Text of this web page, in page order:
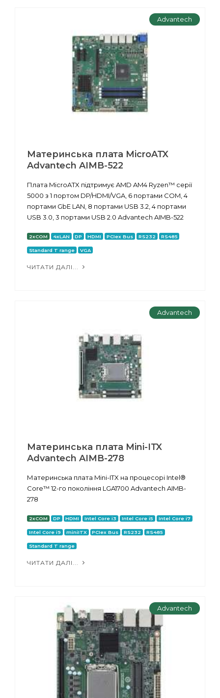
Advantech
Материнська плата MicroATX
Advantech AIMB-522
Плата MicroATX підтримує AMD AM4 Ryzen™ серії
5000 з 1 портом DP/HDMI/VGA, 6 портами COM, 4
портами GbE LAN, 8 портами USB 3.2, 4 портами
USB 3.0, 3 портами USB 2.0 Advantech AIMB-522
2xCOM 4xLAN DP HDMI PCIex Bus RS232 RS485
Standard T range VGA
ЧИТАТИ ДАЛІ...
Advantech
Материнська плата Mini-ITX
Advantech AIMB-278
Материнська плата Mini-ITX на процесорі Intel®
Core™ 12-го покоління LGA1700 Advantech AIMB-
278
2xCOM DP HDMI Intel Core i3 Intel Core i5 Intel Core i7
Intel Core i9 miniITX PCIex Bus RS232 RS485
Standard T range
ЧИТАТИ ДАЛІ...
Advantech